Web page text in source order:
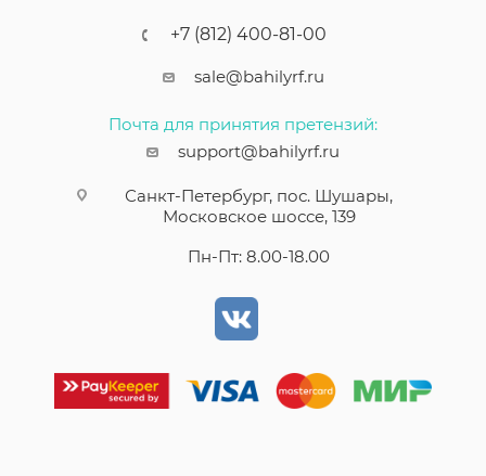
+7 (812) 400-81-00
sale@bahilyrf.ru
Почта для принятия претензий:
support@bahilyrf.ru
Санкт-Петербург, пос. Шушары,
Московское шоссе, 139
Пн-Пт: 8.00-18.00